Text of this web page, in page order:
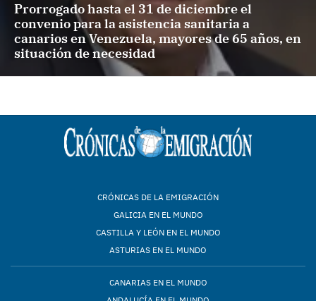
Prorrogado hasta el 31 de diciembre el
convenio para la asistencia sanitaria a
canarios en Venezuela, mayores de 65 años, en
situación de necesidad
CRÓNICAS DE LA EMIGRACIÓN
GALICIA EN EL MUNDO
CASTILLA Y LEÓN EN EL MUNDO
ASTURIAS EN EL MUNDO
CANARIAS EN EL MUNDO